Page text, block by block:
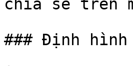
chia sẻ trên
### Định